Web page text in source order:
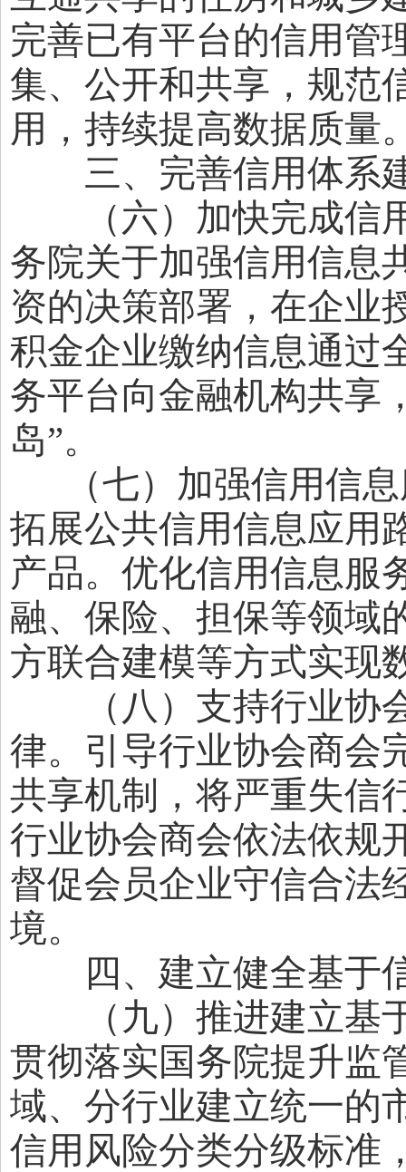
完善已有平台的信用管
集、公开和共享，规范
用，持续提高数据质量
三、完善信用体系
（六）加快完成信用
务院关于加强信用信息
资的决策部署，在企业
积金企业缴纳信息通过
务平台向金融机构共享
岛”。
（七）加强信用信息
拓展公共信用信息应用
产品。优化信用信息服
融、保险、担保等领域
方联合建模等方式实现
（八）支持行业协会
律。引导行业协会商会
共享机制，将严重失信
行业协会商会依法依规
督促会员企业守信合法
境。
四、建立健全基于
（九）推进建立基于
贯彻落实国务院提升监
域、分行业建立统一的
信用风险分类分级标准